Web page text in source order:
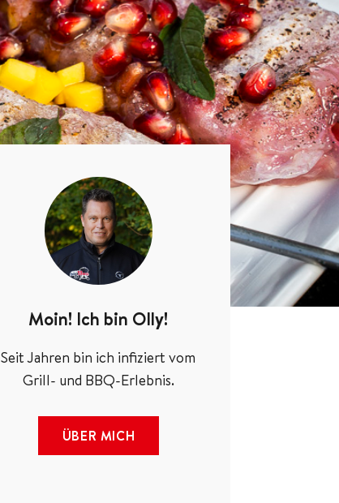
Moin! Ich bin Olly!
Seit Jahren bin ich infiziert vom
Grill- und BBQ-Erlebnis.
ÜBER MICH